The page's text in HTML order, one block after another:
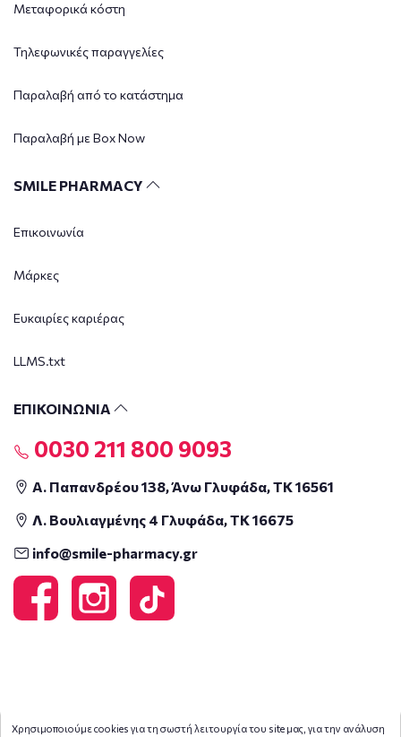
Χρησιμοποιούμε cookies για τη σωστή λειτουργία του site μας, για την ανάλυση
Μεταφορικά κόστη
Τηλεφωνικές παραγγελίες
Παραλαβή από το κατάστημα
Παραλαβή με Box Now
SMILE PHARMACY
Επικοινωνία
Μάρκες
Ευκαιρίες καριέρας
LLMS.txt
ΕΠΙΚΟΙΝΩΝΙΑ
0030 211 800 9093
Α. Παπανδρέου 138, Άνω Γλυφάδα, ΤΚ 16561
Λ. Βουλιαγμένης 4 Γλυφάδα, ΤΚ 16675
info@smile-pharmacy.gr